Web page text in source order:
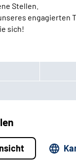
Stellen.
engagierten
sich!